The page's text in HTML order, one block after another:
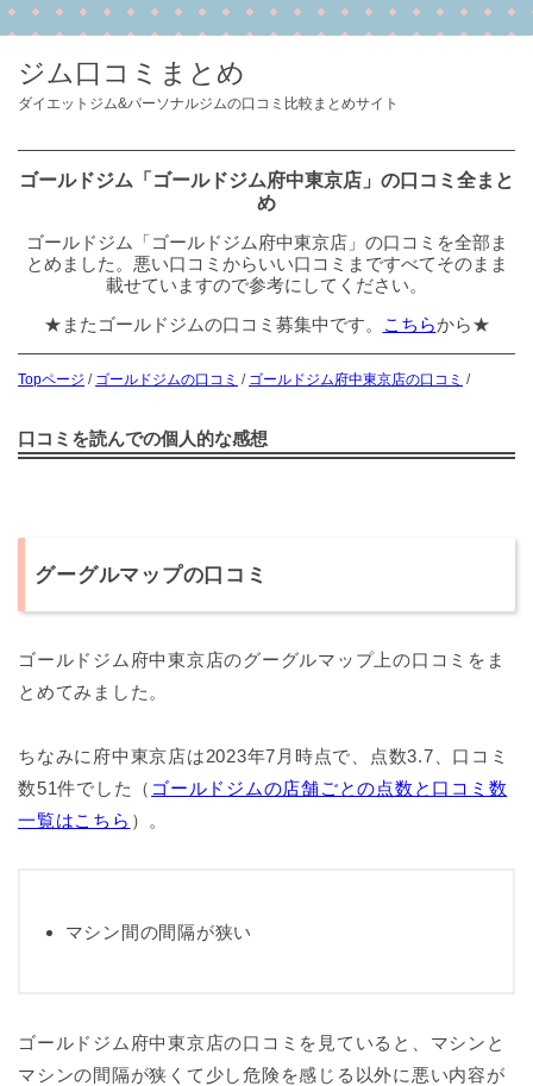
ジム口コミまとめ
ダイエットジム&パーソナルジムの口コミ比較まとめサイト
ゴールドジム「ゴールドジム府中東京店」の口コミ全まと
め
ゴールドジム「ゴールドジム府中東京店」の口コミを全部ま
とめました。悪い口コミからいい口コミまですべてそのまま
載せていますので参考にしてください。
★またゴールドジムの口コミ募集中です。
こちらから★
Topページ / ゴールドジムの口コミ / ゴールドジム府中東京店の口コミ /
口コミを読んでの個人的な感想
グーグルマップの口コミ
ゴールドジム府中東京店のグーグルマップ上の口コミをま
とめてみました。
ちなみに府中東京店は2023年7月時点で、点数3.7、口コミ
数51件でした（ ゴールドジムの店舗ごとの点数と口コミ数
一覧はこちら ）。
マシン間の間隔が狭い
ゴールドジム府中東京店の口コミを見ていると、マシンと
マシンの間隔が狭くて少し危険を感じる以外に悪い内容が